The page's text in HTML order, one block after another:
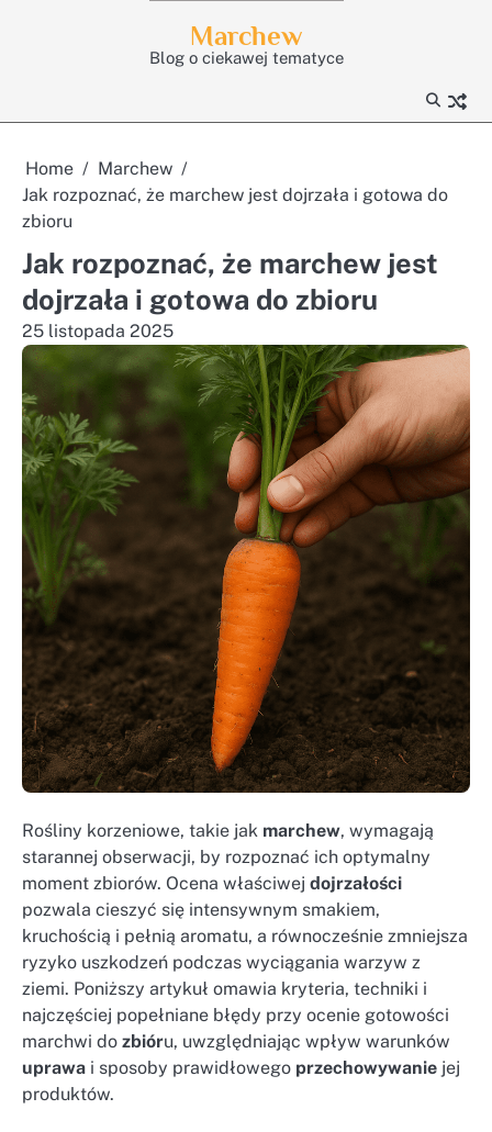
Marchew
Blog o ciekawej tematyce
Home
Marchew
Jak rozpoznać, że marchew jest dojrzała i gotowa do
zbioru
Jak rozpoznać, że marchew jest
dojrzała i gotowa do zbioru
25 listopada 2025
Rośliny korzeniowe, takie jak marchew, wymagają
starannej obserwacji, by rozpoznać ich optymalny
moment zbiorów. Ocena właściwej dojrzałości
pozwala cieszyć się intensywnym smakiem,
kruchością i pełnią aromatu, a równocześnie zmniejsza
ryzyko uszkodzeń podczas wyciągania warzyw z
ziemi. Poniższy artykuł omawia kryteria, techniki i
najczęściej popełniane błędy przy ocenie gotowości
marchwi do zbióru, uwzględniając wpływ warunków
uprawa i sposoby prawidłowego przechowywanie jej
produktów.